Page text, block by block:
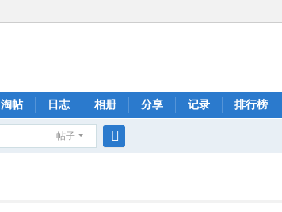
淘帖 日志 相册 分享 记录 排行榜
帖子